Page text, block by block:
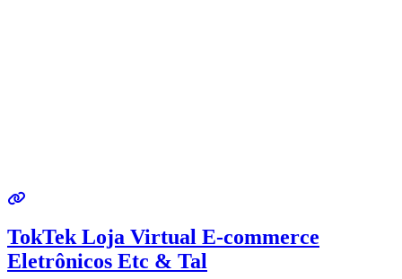
TokTek Loja Virtual E-commerce
Eletrônicos Etc & Tal